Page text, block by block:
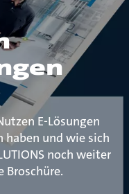
E-Lösungen
und wie sich
noch weiter
Broschüre.